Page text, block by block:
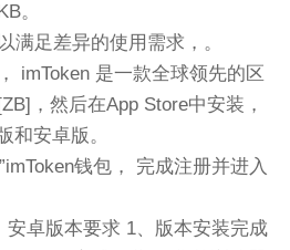
。
满足差异的使用需求，。
imToken 是一款全球领先的区
，然后在App Store中安装，
和安卓版。
钱包， 完成注册并进入
卓版本要求 1、版本安装完成